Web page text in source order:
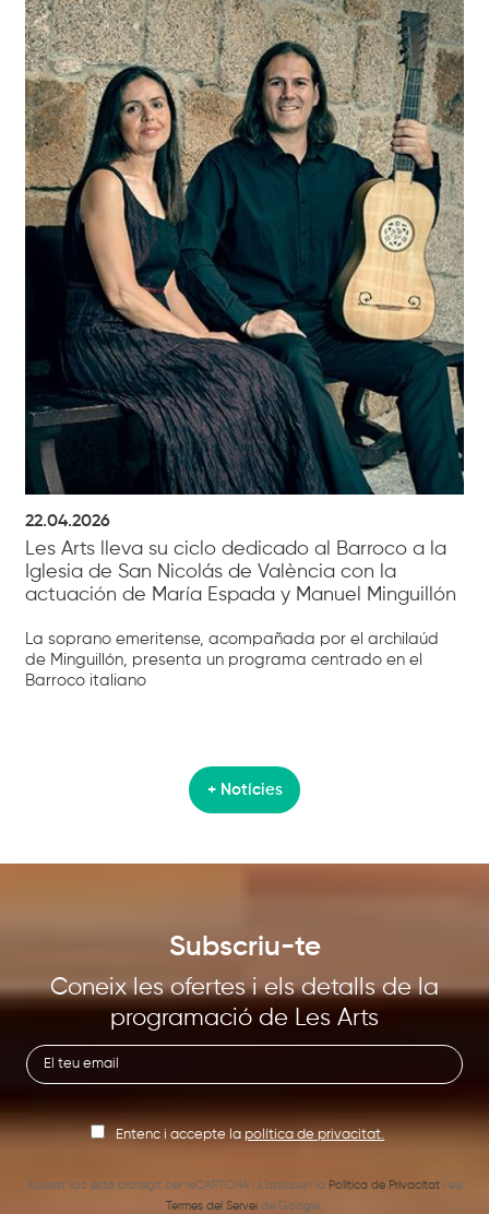
22.04.2026
Les Arts lleva su ciclo dedicado al Barroco a la
Iglesia de San Nicolás de València con la
actuación de María Espada y Manuel Minguillón
La soprano emeritense, acompañada por el archilaúd
de Minguillón, presenta un programa centrado en el
Barroco italiano
+ Notícies
Subscriu-te
Coneix les ofertes i els detalls de la
programació de Les Arts
Entenc i accepte lapolítica de privacitat.
Aquest lloc està protegit per reCAPTCHA i s’apliquen la Política de Privacitati els
Termes del Servei de Google.